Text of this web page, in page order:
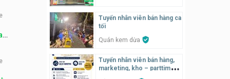
Tuyển nhân viên bán hàng ca
tối
Quán kem dừa
Tuyển nhân viên bán hàng,
marketing, kho – parttime,